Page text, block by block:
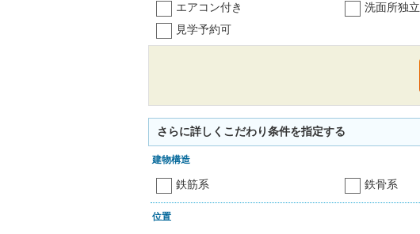
エアコン付き
洗面所独立
見学予約可
さらに詳しくこだわり条件を指定する
建物構造
鉄筋系 鉄骨系
位置